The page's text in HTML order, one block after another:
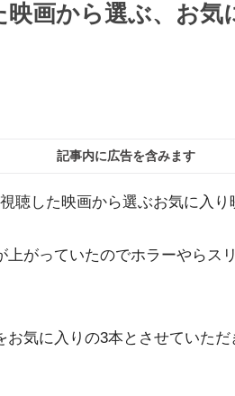
画から選ぶ、お気
記事内に広告を含みます
聴した映画から選ぶお気に入り
上がっていたのでホラーやらス
気に入りの3本とさせていただ